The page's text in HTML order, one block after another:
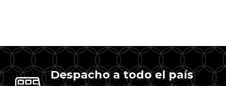
Despacho a todo el país